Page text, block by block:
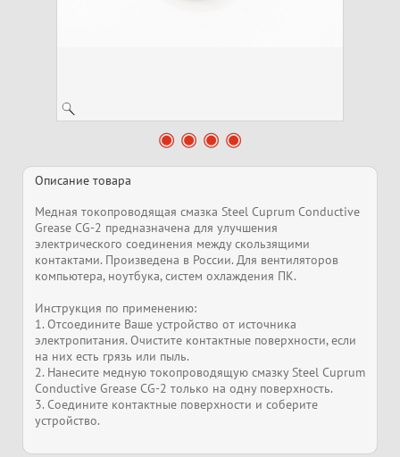
Описание товара
Медная токопроводящая смазка Steel Cuprum Conductive
Grease CG-2 предназначена для улучшения
электрического соединения между скользящими
контактами. Произведена в России. Для вентиляторов
компьютера, ноутбука, систем охлаждения ПК.
Инструкция по применению:
1. Отсоедините Ваше устройство от источника
электропитания. Очистите контактные поверхности, если
на них есть грязь или пыль.
2. Нанесите медную токопроводящую смазку Steel Cuprum
Conductive Grease CG-2 только на одну поверхность.
3. Соедините контактные поверхности и соберите
устройство.